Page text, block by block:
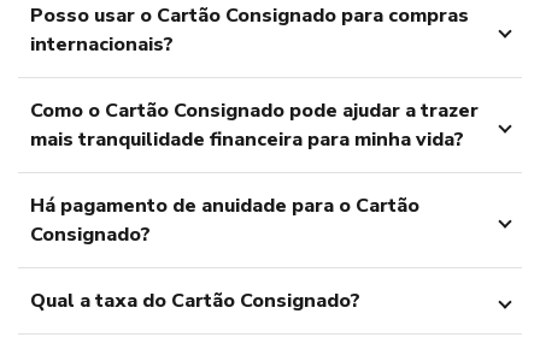
Posso usar o Cartão Consignado para compras
internacionais?
Como o Cartão Consignado pode ajudar a trazer
mais tranquilidade financeira para minha vida?
Há pagamento de anuidade para o Cartão
Consignado?
Qual a taxa do Cartão Consignado?